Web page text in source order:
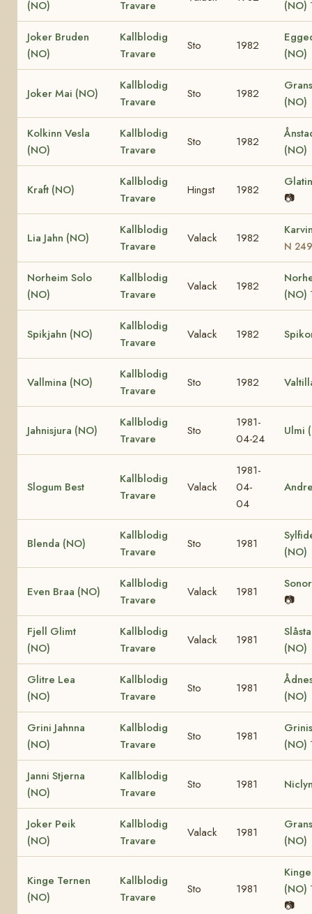
(NO) Travare (NO)
Joker Bruden
(NO)
Kallblodig
Travare
Sto 1982
(NO)
Joker Mai (NO)
Kallblodig
Travare
Sto 1982
(NO)
Kolkinn Vesla
(NO)
Kallblodig
Travare
Sto 1982
(NO)
Kraft (NO)
Kallblodig
Travare
Hingst 1982
📷
Lia Jahn (NO)
Kallblodig
Travare
Valack 1982
N
Norheim Solo
(NO)
Kallblodig
Travare
Valack 1982
(NO)
Spikjahn (NO)
Kallblodig
Travare
Valack 1982
Vallmina (NO)
Kallblodig
Travare
Sto 1982
Jahnisjura (NO)
Kallblodig
Travare
Sto
1981-
04-24
Ulmi
Slogum Best
Kallblodig
Travare
Valack
1981-
04-
04
Blenda (NO)
Kallblodig
Travare
Sto 1981
(NO)
Even Braa (NO)
Kallblodig
Travare
Valack 1981
📷
Fjell Glimt
(NO)
Kallblodig
Travare
Valack 1981
(NO)
Glitre Lea
(NO)
Kallblodig
Travare
Sto 1981
(NO)
Grini Jahnna
(NO)
Kallblodig
Travare
Sto 1981
(NO)
Janni Stjerna
(NO)
Kallblodig
Travare
Sto 1981
Joker Peik
(NO)
Kallblodig
Travare
Valack 1981
(NO)
Kinge Ternen
(NO)
Kallblodig
Travare
Sto 1981
(NO)
📷